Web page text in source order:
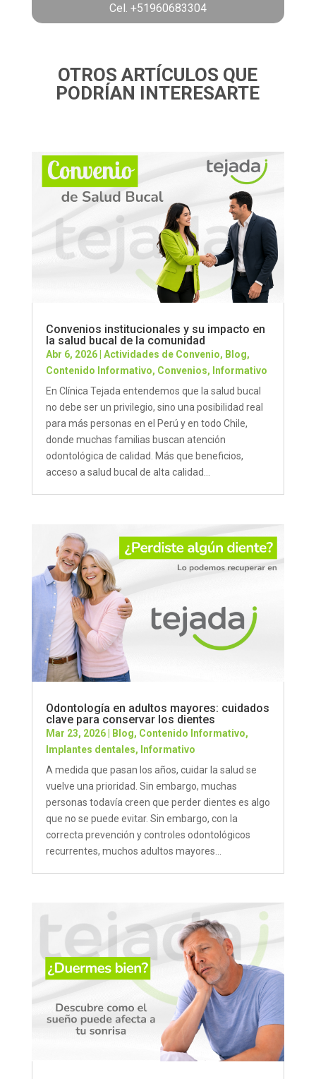
Cel. +51960683304
OTROS ARTÍCULOS QUE
PODRÍAN INTERESARTE
Convenios institucionales y su impacto en
la salud bucal de la comunidad
Abr 6, 2026| Actividades de Convenio, Blog,
Contenido Informativo, Convenios, Informativo
En Clínica Tejada entendemos que la salud bucal
no debe ser un privilegio, sino una posibilidad real
para más personas en el Perú y en todo Chile,
donde muchas familias buscan atención
odontológica de calidad. Más que beneficios,
acceso a salud bucal de alta calidad...
Odontología en adultos mayores: cuidados
clave para conservar los dientes
Mar 23, 2026| Blog, Contenido Informativo,
Implantes dentales, Informativo
A medida que pasan los años, cuidar la salud se
vuelve una prioridad. Sin embargo, muchas
personas todavía creen que perder dientes es algo
que no se puede evitar. Sin embargo, con la
correcta prevención y controles odontológicos
recurrentes, muchos adultos mayores...